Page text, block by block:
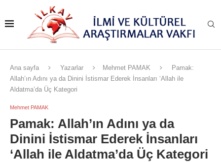
Ana sayfa Yazarlar Mehmet PAMAK
Pamak:
Allah’ın Adını ya da Dinini İstismar Ederek İnsanları ‘Allah ile
Aldatma’da Üç Kategori
Mehmet PAMAK
Pamak: Allah’ın Adını ya da
Dinini İstismar Ederek İnsanları
‘Allah ile Aldatma’da Üç Kategori